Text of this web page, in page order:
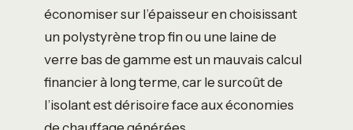
économiser sur l’épaisseur en choisissant
un polystyrène trop fin ou une laine de
verre bas de gamme est un mauvais calcul
financier à long terme, car le surcoût de
l’isolant est dérisoire face aux économies